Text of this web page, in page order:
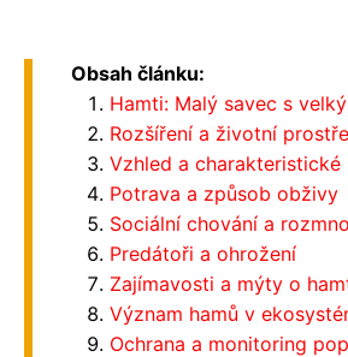
Obsah článku:
Hamti: Malý savec s
Rozšíření a životní
Vzhled a charakteristické
Potrava a způsob obživy
Sociální chování a
Predátoři a ohrožení
Zajímavosti a mýty o
Význam hamů v
Ochrana a monitoring